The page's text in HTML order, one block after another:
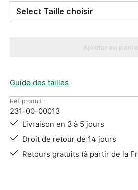
Select Taille choisir
Ajouter au
Guide des tailles
Réf. produit :
231-00-00013
Livraison en 3 à 5 jours
Droit de retour de 14 jours
Retours gratuits (à partir de la